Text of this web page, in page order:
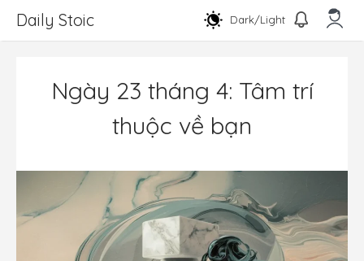
đến
Daily Stoic Dark/Light
Ngày 23 tháng 4: Tâm trí
thuộc về bạn